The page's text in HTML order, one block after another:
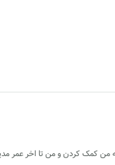
من کمک کردن و من تا اخر عمر